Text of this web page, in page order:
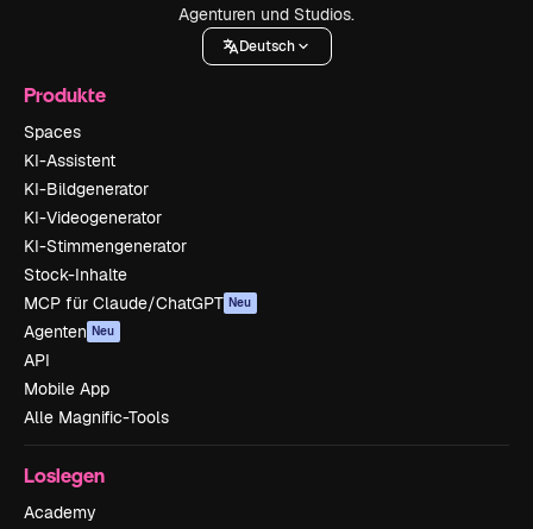
Agenturen und Studios.
Deutsch
Produkte
Spaces
KI-Assistent
KI-Bildgenerator
KI-Videogenerator
KI-Stimmengenerator
Stock-Inhalte
MCP für Claude/ChatGPT Neu
Agenten Neu
API
Mobile App
Alle Magnific-Tools
Loslegen
Academy